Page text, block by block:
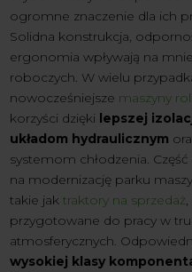
ogromne znaczenie dla ich
Solidna konstrukcja,
ergonomia wpływają na
roboczych. W wielu
nowocześniejsze maszyny
korzyści dzięki lepszej
układom hydraulicznym
systemom chłodzenia.
na modernizację parku
takie jaktraktory na sprzedaż
przygotowane do pracy w
atmosferycznych.
wysokiej klasy